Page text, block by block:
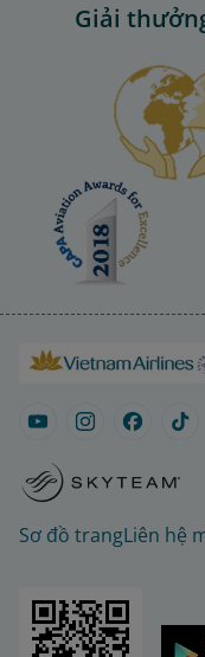
Giải
Sơ đồ trangLiên hệ